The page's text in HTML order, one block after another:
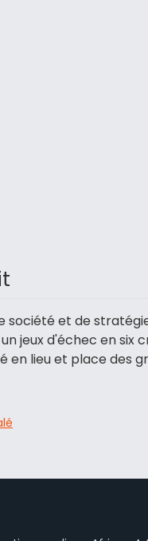
société et de
jeux d'échec en
en lieu et place des